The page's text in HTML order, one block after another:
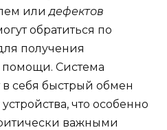
илидефектов
обратиться по
получения
Система
себя быстрый обмен
что особенно
важными